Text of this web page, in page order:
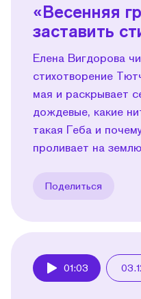
«Весенняя
заставить
Елена Вигдорова
стихотворение
мая и раскрывает
дождевые, какие
такая Геба и
проливает на
Поделиться
01:03